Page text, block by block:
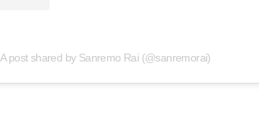
A post shared by Sanremo Rai (@sanremorai)